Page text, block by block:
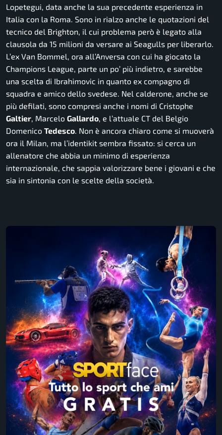
Lopetegui, data anche la sua precedente esperienza in
Italia con la Roma. Sono in rialzo anche le quotazioni del
tecnico del Brighton, il cui problema però è legato alla
clausola da 15 milioni da versare ai Seagulls per liberarlo.
L’ex Van Bommel, ora all’Anversa con cui ha giocato la
Champions League, parte un po’ più indietro, e sarebbe
una scelta di Ibrahimovic in quanto ex compagno di
squadra e amico dello svedese. Nel calderone, anche se
più defilati, sono compresi anche i nomi di Cristophe
Galtier, Marcelo Gallardo, e l’attuale CT del Belgio
Domenico Tedesco. Non è ancora chiaro come si muoverà
ora il Milan, ma l’identikit sembra fissato: si cerca un
allenatore che abbia un minimo di esperienza
internazionale, che sappia valorizzare bene i giovani e che
sia in sintonia con le scelte della società.